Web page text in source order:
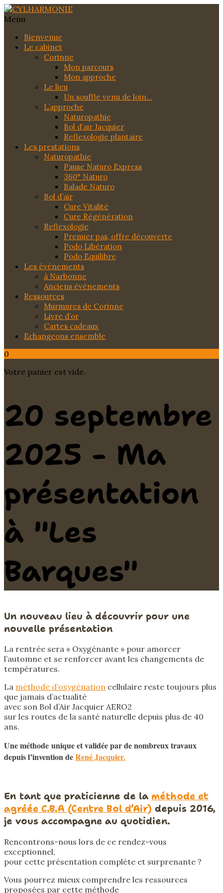
Menu
Bienvenue
Le cabinet
Corinne
Mon parcours
Mon approche
Le lieu
Un souffle venu de loin…
L’approche
Naturopathie
Bol d’air Jacquier
Reflexologie plantaire
Les prestations
Naturopathie
Pause Naturo Express
360° Naturo
Balade Naturo
Bol d’air
Cure Vitalité
Cure Régénération
Reflexologie
Premier pas, offre découverte
Podo Libération
Podo Equilibre
Les événements
à Narbonne
Anciens événements
Ressources
Murmures de Corinne
Livre d’or
Cartes cadeaux
Echangeons ensemble
0
Votre panier est vide.
20 septembre
2025 - Ma
présentation
à "Les
Barques"
Un nouveau lieu à découvrir pour une
nouvelle présentation
La rentrée sera « Oxygénante » pour amorcer
l’automne et se renforcer avant les changements de
températures.
La méthode d’oxygénation cellulaire reste toujours plus
que jamais d’actualité
avec son Bol d’Air Jacquier AERO2
sur les routes de la santé naturelle depuis plus de 40
ans.
Une méthode unique et validée par de nombreux travaux
depuis l’invention deRené Jacquier.
En tant que praticienne de la méthode et
agréée C.B.A (Centre Bol d’Air) depuis 2016,
je vous accompagne au quotidien.
Rencontrons-nous lors de ce rendez-vous
exceptionnel,
pour cette présentation complète et surprenante ?
Vous pourrez mieux comprendre les ressources
proposées par cette méthode